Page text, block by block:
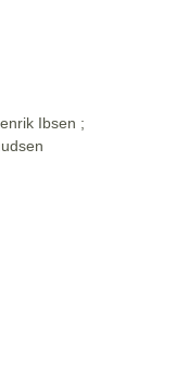
Ibsen ;